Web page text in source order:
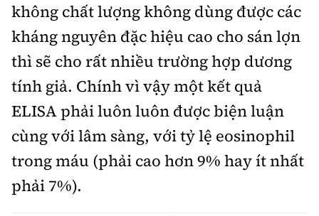
không chất lượng không dùng được các
kháng nguyên đặc hiệu cao cho sán lợn
thì sẽ cho rất nhiều trường hợp dương
tính giả. Chính vì vậy một kết quả
ELISA phải luôn luôn được biện luận
cùng với lâm sàng, với tỷ lệ eosinophil
trong máu (phải cao hơn 9% hay ít nhất
phải 7%).